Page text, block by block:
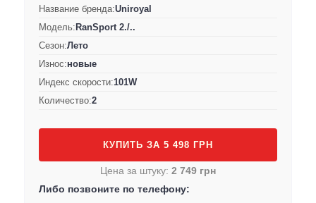
Название бренда:Uniroyal
Модель:RanSport 2./..
Сезон:Лето
Износ:новые
Индекс скорости:101W
Количество:2
КУПИТЬ ЗА 5 498 ГРН
Цена за штуку: 2 749 грн
Либо позвоните по телефону: